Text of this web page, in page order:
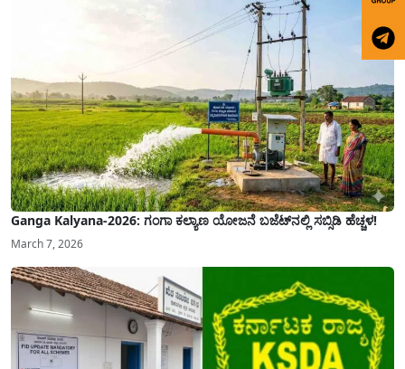
Ganga Kalyana-2026: ಗಂಗಾ ಕಲ್ಯಾಣ ಯೋಜನೆ ಬಜೆಟ್‌ನಲ್ಲಿ ಸಬ್ಸಿಡಿ ಹೆಚ್ಚಳ!
March 7, 2026